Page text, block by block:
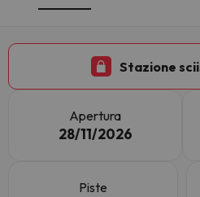
Stazione
Apertura
28/11/2026
Piste